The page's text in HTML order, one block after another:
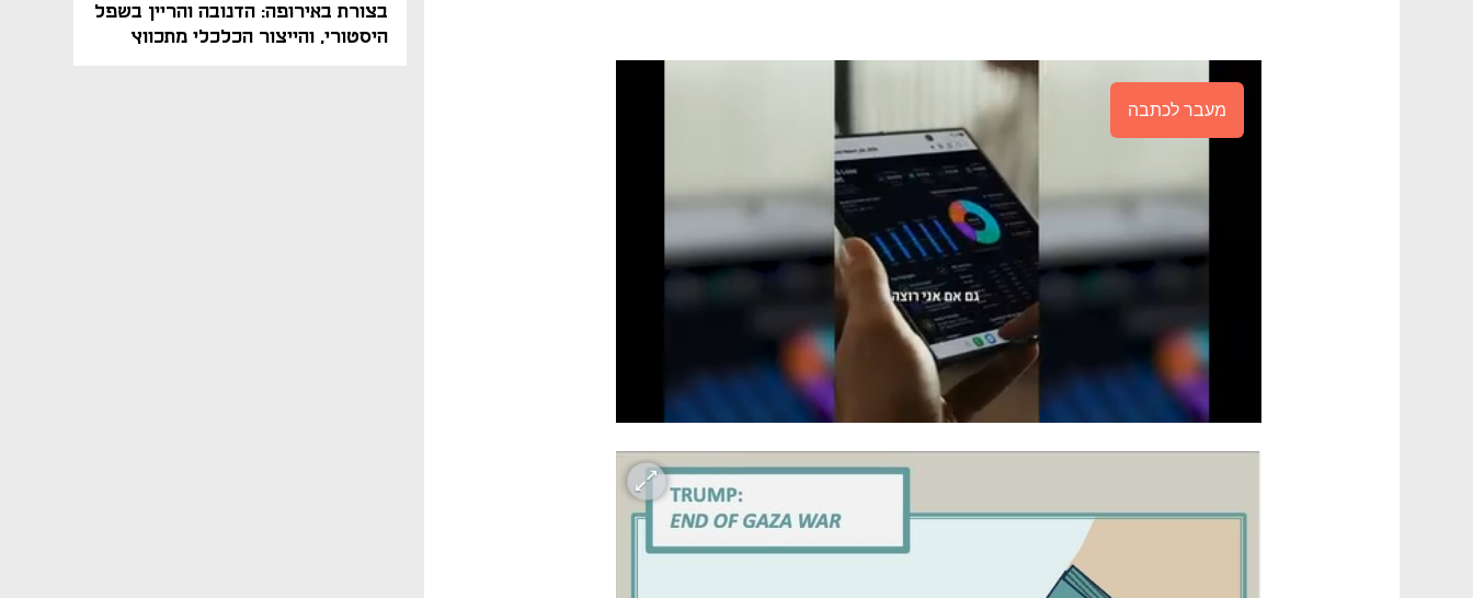
בצורת באירופה: הדנובה והריין בשפל
היסטורי, והייצור הכלכלי מתכווץ
מעבר לכתבה